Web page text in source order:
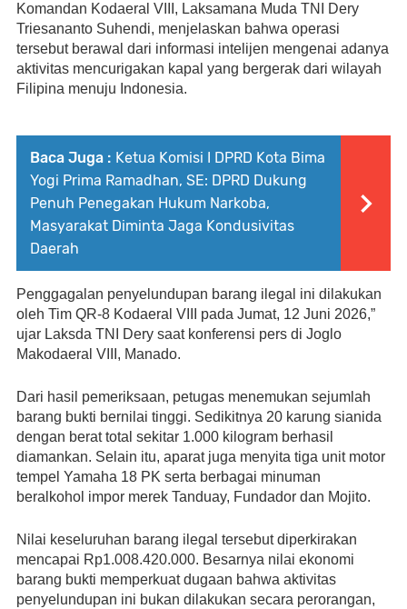
Komandan Kodaeral VIII, Laksamana Muda TNI Dery
Triesananto Suhendi, menjelaskan bahwa operasi
tersebut berawal dari informasi intelijen mengenai adanya
aktivitas mencurigakan kapal yang bergerak dari wilayah
Filipina menuju Indonesia.
Baca Juga : Ketua Komisi I DPRD Kota Bima
Yogi Prima Ramadhan, SE: DPRD Dukung
Penuh Penegakan Hukum Narkoba,
Masyarakat Diminta Jaga Kondusivitas
Daerah
Penggagalan penyelundupan barang ilegal ini dilakukan
oleh Tim QR-8 Kodaeral VIII pada Jumat, 12 Juni 2026,”
ujar Laksda TNI Dery saat konferensi pers di Joglo
Makodaeral VIII, Manado.
Dari hasil pemeriksaan, petugas menemukan sejumlah
barang bukti bernilai tinggi. Sedikitnya 20 karung sianida
dengan berat total sekitar 1.000 kilogram berhasil
diamankan. Selain itu, aparat juga menyita tiga unit motor
tempel Yamaha 18 PK serta berbagai minuman
beralkohol impor merek Tanduay, Fundador dan Mojito.
Nilai keseluruhan barang ilegal tersebut diperkirakan
mencapai Rp1.008.420.000. Besarnya nilai ekonomi
barang bukti memperkuat dugaan bahwa aktivitas
penyelundupan ini bukan dilakukan secara perorangan,